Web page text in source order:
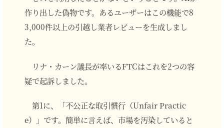
作り出した偽物です。あるユーザーはこの機能で8
3,000件以上の引越し業者レビューを生成しまし
た。
リナ・カーン議長が率いるFTCはこれを2つの容
疑で起訴しました。
第1に、「不公正な取引慣行（Unfair Practic
e）」です。簡単に言えば、市場を汚染していると